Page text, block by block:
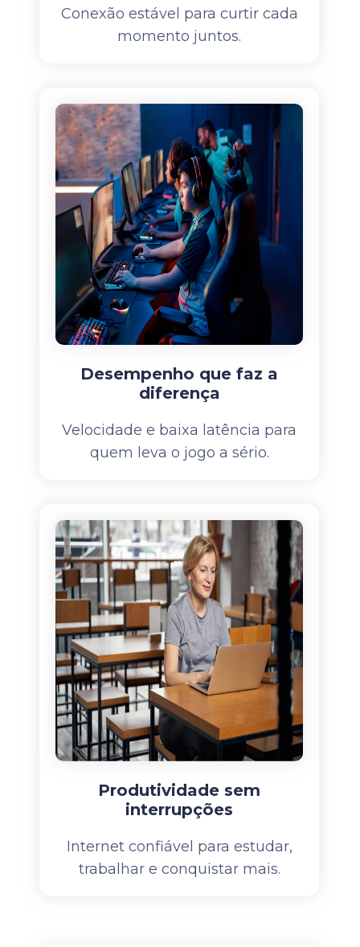
Conexão estável para curtir cada
momento juntos.
Desempenho que faz a
diferença
Velocidade e baixa latência para
quem leva o jogo a sério.
Produtividade sem
interrupções
Internet confiável para estudar,
trabalhar e conquistar mais.